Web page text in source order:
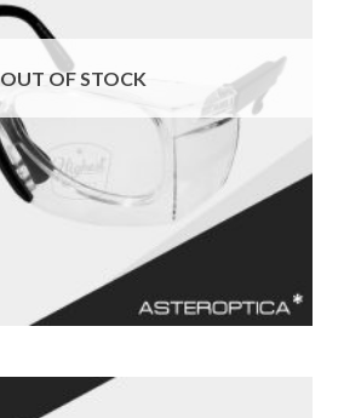
OUT OF STOCK